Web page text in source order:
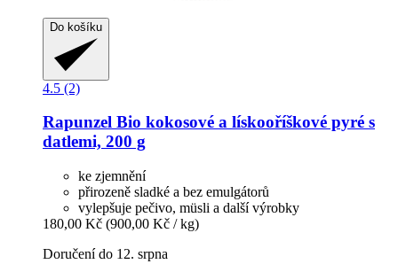
Do košíku
4.5 (2)
Rapunzel Bio kokosové a lískooříškové pyré s
datlemi, 200 g
ke zjemnění
přirozeně sladké a bez emulgátorů
vylepšuje pečivo, müsli a další výrobky
180,00 Kč (900,00 Kč / kg)
Doručení do 12. srpna